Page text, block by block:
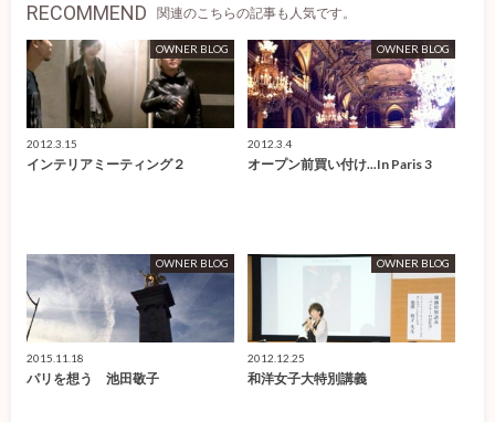
RECOMMEND 関連のこちらの記事も人気です。
OWNER BLOG
2012.3.15
インテリアミーティング２
OWNER BLOG
2012.3.4
オープン前買い付け...In Paris 3
OWNER BLOG
2015.11.18
パリを想う 池田敬子
OWNER BLOG
2012.12.25
和洋女子大特別講義